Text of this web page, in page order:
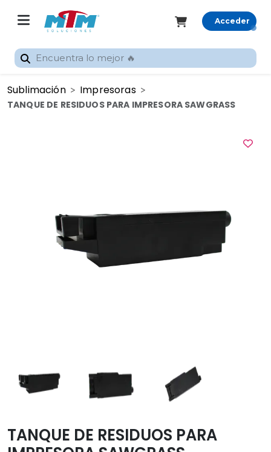
Registrarme
Inicio
Rastrear
Sublimación
Ayuda
Política
Acceder
Sublimación Impresoras
TANQUE DE RESIDUOS PARA IMPRESORA SAWGRASS
TANQUE DE RESIDUOS PARA